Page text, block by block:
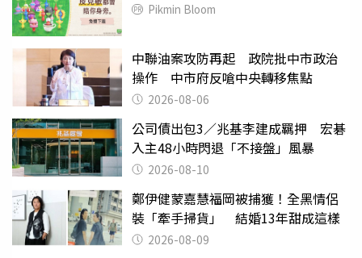
Pikmin Bloom
中聯油案攻防再起 政院批中市政治
操作 中市府反嗆中央轉移焦點
2026-08-06
公司債出包3／兆基李建成羈押 宏碁
入主48小時閃退「不接盤」風暴
2026-08-10
鄭伊健蒙嘉慧福岡被捕獲！全黑情侶
裝「牽手掃貨」 結婚13年甜成這樣
2026-08-09